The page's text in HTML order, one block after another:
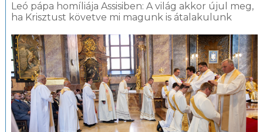
Leó pápa homíliája Assisiben: A világ akkor újul meg,
ha Krisztust követve mi magunk is átalakulunk